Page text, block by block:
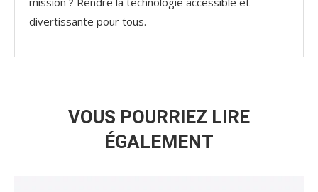
divertissante pour tous.
VOUS POURRIEZ LIRE
ÉGALEMENT